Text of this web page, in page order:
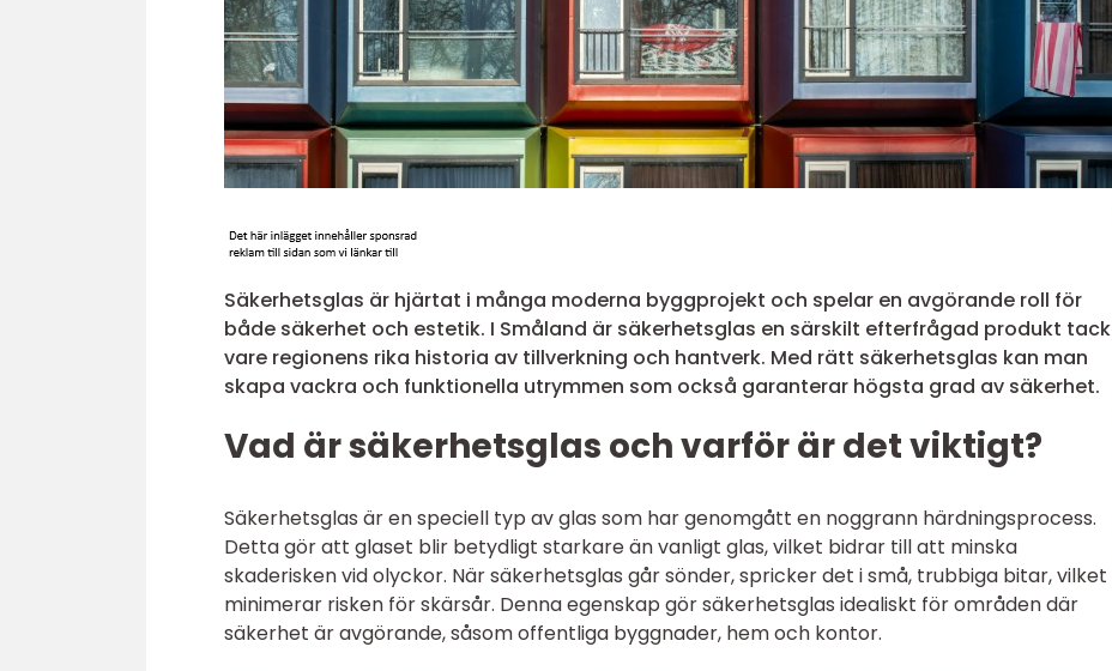
Säkerhetsglas är hjärtat i många moderna byggprojekt och spelar en avgörande roll för
både säkerhet och estetik. I Småland är säkerhetsglas en särskilt efterfrågad produkt tack
vare regionens rika historia av tillverkning och hantverk. Med rätt säkerhetsglas kan man
skapa vackra och funktionella utrymmen som också garanterar högsta grad av säkerhet.
Vad är säkerhetsglas och varför är det viktigt?
Säkerhetsglas är en speciell typ av glas som har genomgått en noggrann härdningsprocess.
Detta gör att glaset blir betydligt starkare än vanligt glas, vilket bidrar till att minska
skaderisken vid olyckor. När säkerhetsglas går sönder, spricker det i små, trubbiga bitar, vilket
minimerar risken för skärsår. Denna egenskap gör säkerhetsglas idealiskt för områden där
säkerhet är avgörande, såsom offentliga byggnader, hem och kontor.